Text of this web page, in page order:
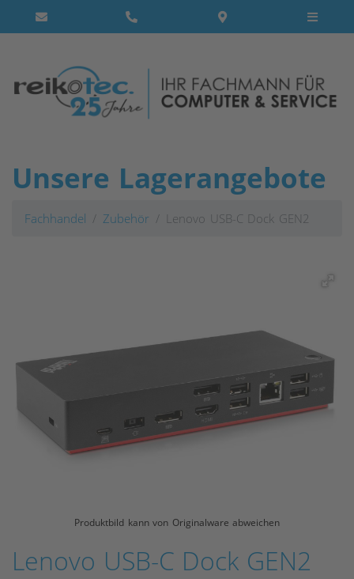
Unsere Lagerangebote
Fachhandel Zubehör Lenovo USB-C Dock GEN2
Produktbild kann von Originalware abweichen
Lenovo USB-C Dock GEN2